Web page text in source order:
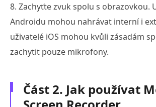
8. Zachyťte zvuk spolu s obrazovkou.
Androidu mohou nahrávat interní i
uživatelé iOS mohou kvůli zásadám
zachytit pouze mikrofony.
Část 2. Jak používat